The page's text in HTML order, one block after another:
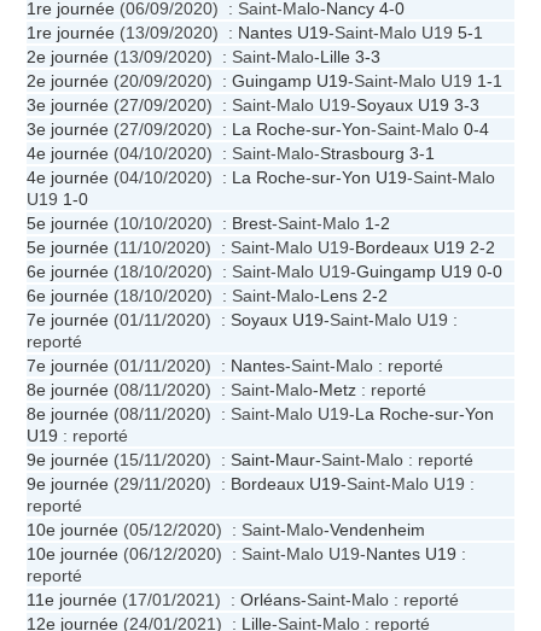
1re journée (06/09/2020) : Saint-Malo-Nancy 4-0
1re journée (13/09/2020) : Nantes U19-Saint-Malo U19 5-1
2e journée (13/09/2020) : Saint-Malo-Lille 3-3
2e journée (20/09/2020) : Guingamp U19-Saint-Malo U19 1-1
3e journée (27/09/2020) : Saint-Malo U19-Soyaux U19 3-3
3e journée (27/09/2020) : La Roche-sur-Yon-Saint-Malo 0-4
4e journée (04/10/2020) : Saint-Malo-Strasbourg 3-1
4e journée (04/10/2020) : La Roche-sur-Yon U19-Saint-Malo
U19 1-0
5e journée (10/10/2020) : Brest-Saint-Malo 1-2
5e journée (11/10/2020) : Saint-Malo U19-Bordeaux U19 2-2
6e journée (18/10/2020) : Saint-Malo U19-Guingamp U19 0-0
6e journée (18/10/2020) : Saint-Malo-Lens 2-2
7e journée (01/11/2020) : Soyaux U19-Saint-Malo U19 :
reporté
7e journée (01/11/2020) : Nantes-Saint-Malo : reporté
8e journée (08/11/2020) : Saint-Malo-Metz : reporté
8e journée (08/11/2020) : Saint-Malo U19-La Roche-sur-Yon
U19 : reporté
9e journée (15/11/2020) : Saint-Maur-Saint-Malo : reporté
9e journée (29/11/2020) : Bordeaux U19-Saint-Malo U19 :
reporté
10e journée (05/12/2020) : Saint-Malo-Vendenheim
10e journée (06/12/2020) : Saint-Malo U19-Nantes U19 :
reporté
11e journée (17/01/2021) : Orléans-Saint-Malo : reporté
12e journée (24/01/2021) : Lille-Saint-Malo : reporté